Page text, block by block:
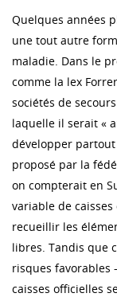
Quelques années
une tout autre
maladie. Dans le
comme la lex
sociétés de
laquelle il serait «
développer partout
proposé par la
on compterait en
variable de
recueillir les
libres. Tandis que
risques
caisses officielles